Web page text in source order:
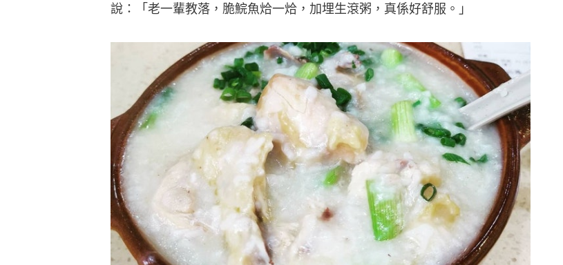
說：「老一輩教落，脆鯇魚烚一烚，加埋生滾粥，真係好舒服。」